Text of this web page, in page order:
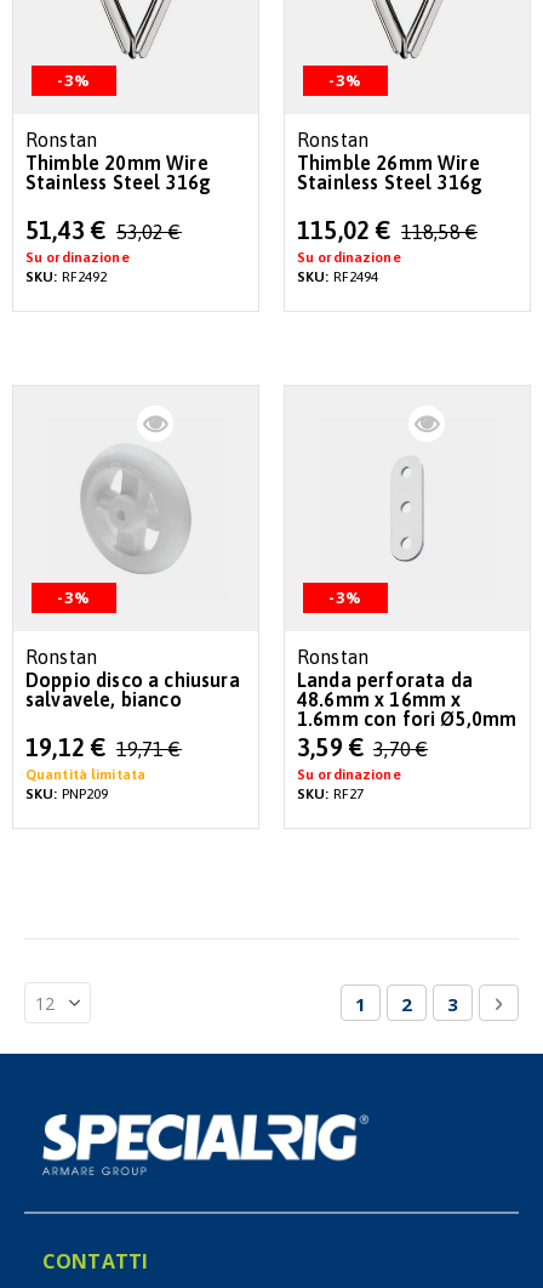
-3%
Ronstan
Thimble 20mm Wire
Stainless Steel 316g
Special
Price
51,43 € 53,02 €
Su ordinazione
SKU: RF2492
-3%
Ronstan
Thimble 26mm Wire
Stainless Steel 316g
Special
Price
115,02 € 118,58 €
Su ordinazione
SKU: RF2494
-3%
Ronstan
Doppio disco a chiusura
salvavele, bianco
Special
Price
19,12 € 19,71 €
Quantità limitata
SKU: PNP209
-3%
Ronstan
Landa perforata da
48.6mm x 16mm x
1.6mm con fori Ø5,0mm
Special
Price
3,59 € 3,70 €
Su ordinazione
SKU: RF27
Pagina
Attualmente stai
1 Pagina
2 Pagina
3
CONTATTI